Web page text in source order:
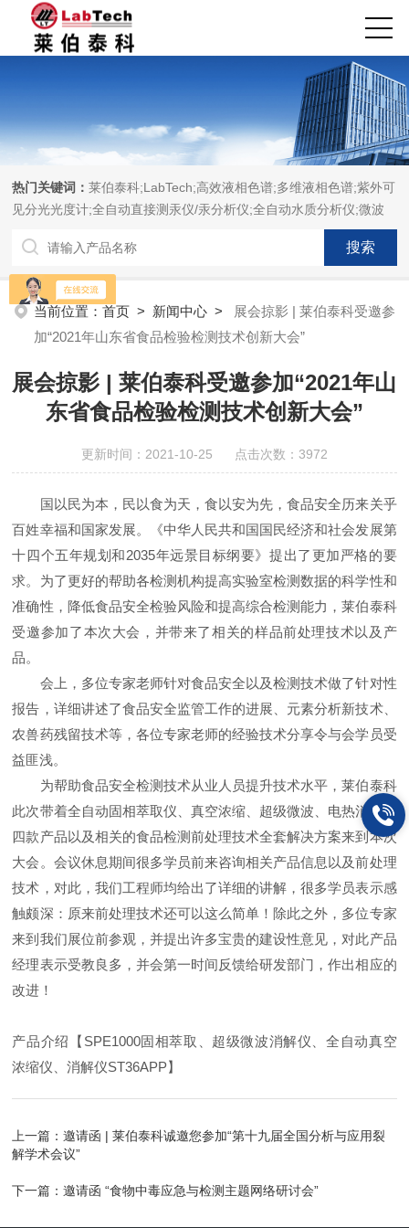
热门关键词：莱伯泰科;LabTech;高效液相色谱;多维液相色谱;紫外可
见分光光度计;全自动直接测汞仪/汞分析仪;全自动水质分析仪;微波
消解萃取系统;微波合成系统;微波灰化磺化系统;全自动固相萃取系
统;Dryvap全自动溶剂蒸发系统;激光固体烧蚀进样系统;循环水冷却
器;电热消解仪;微控数显电热板;光波加热仪;磁力搅拌器;分析仪器;实
验室设备;样品前处理仪器;实验室信息管理系统（LIMS;超净实验室
设计与工程;通风柜;化学安全柜;AAICPICP-MSUV-VISHPLC耗材和
配件
当前位置：首页 > 新闻中心 >
展会掠影 | 莱伯泰科受邀参
加“2021年山东省食品检验检测技术创新大会”
展会掠影 | 莱伯泰科受邀参加“2021年山
东省食品检验检测技术创新大会”
更新时间：2021-10-25 点击次数：3972
国以民为本，民以食为天，食以安为先，食品安全历来关乎
百姓幸福和国家发展。《中华人民共和国国民经济和社会发展第
十四个五年规划和2035年远景目标纲要》提出了更加严格的要
求。为了更好的帮助各检测机构提高实验室检测数据的科学性和
准确性，降低食品安全检验风险和提高综合检测能力，莱伯泰科
受邀参加了本次大会，并带来了相关的样品前处理技术以及产
品。
会上，多位专家老师针对食品安全以及检测技术做了针对性
报告，详细讲述了食品安全监管工作的进展、元素分析新技术、
农兽药残留技术等，各位专家老师的经验技术分享令与会学员受
益匪浅。
为帮助食品安全检测技术从业人员提升技术水平，莱伯泰科
此次带着全自动固相萃取仪、真空浓缩、超级微波、电热消解仪
四款产品以及相关的食品检测前处理技术全套解决方案来到本次
大会。会议休息期间很多学员前来咨询相关产品信息以及前处理
技术，对此，我们工程师均给出了详细的讲解，很多学员表示感
触颇深：原来前处理技术还可以这么简单！除此之外，多位专家
来到我们展位前参观，并提出许多宝贵的建设性意见，对此产品
经理表示受教良多，并会第一时间反馈给研发部门，作出相应的
改进！
产品介绍【SPE1000固相萃取、超级微波消解仪、全自动真空
浓缩仪、消解仪ST36APP】
上一篇：邀请函 | 莱伯泰科诚邀您参加“第十九届全国分析与应用裂
解学术会议”
下一篇：邀请函 “食物中毒应急与检测主题网络研讨会”